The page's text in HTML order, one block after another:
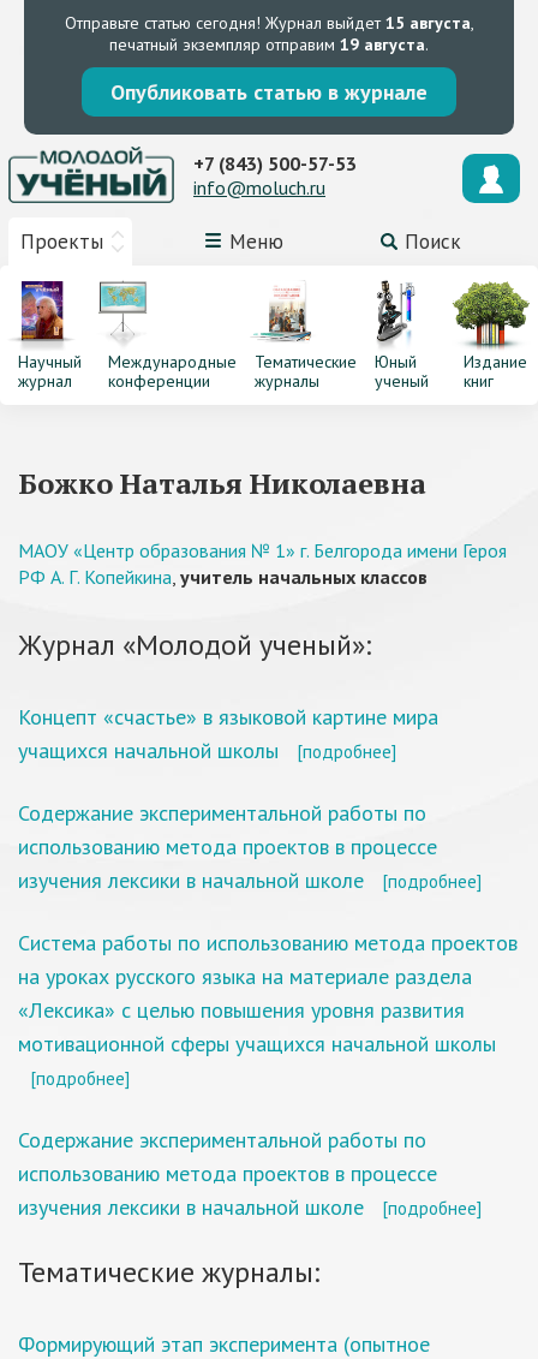
Отправьте статью сегодня! Журнал выйдет15 августа,
печатный экземпляр отправим 19 августа.
Опубликовать статью в журнале
Проекты Меню Поиск
+7 (843) 500-57-53
info@moluch.ru
Научный
журнал
Международные
конференции
Тематические
журналы
Юный
ученый
Издание
книг
Божко Наталья Николаевна
МАОУ «Центр образования № 1» г. Белгорода имени Героя
РФ А. Г. Копейкина, учитель начальных классов
Журнал «Молодой ученый»:
Концепт «счастье» в языковой картине мира
учащихся начальной школы
[подробнее]
Содержание экспериментальной работы по
использованию метода проектов в процессе
изучения лексики в начальной школе
[подробнее]
Система работы по использованию метода проектов
на уроках русского языка на материале раздела
«Лексика» с целью повышения уровня развития
мотивационной сферы учащихся начальной школы
[подробнее]
Содержание экспериментальной работы по
использованию метода проектов в процессе
изучения лексики в начальной школе
[подробнее]
Тематические журналы:
Формирующий этап эксперимента (опытное